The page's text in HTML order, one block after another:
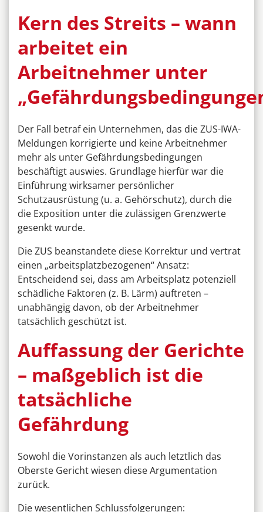
Kern des Streits – wann
arbeitet ein
Arbeitnehmer unter
Der Fall betraf ein Unternehmen, das die ZUS-IWA-
Meldungen korrigierte und keine Arbeitnehmer
mehr als unter Gefährdungsbedingungen
beschäftigt auswies. Grundlage hierfür war die
Einführung wirksamer persönlicher
Schutzausrüstung (u. a. Gehörschutz), durch die
die Exposition unter die zulässigen Grenzwerte
gesenkt wurde.
Die ZUS beanstandete diese Korrektur und vertrat
einen „arbeitsplatzbezogenen“ Ansatz:
Entscheidend sei, dass am Arbeitsplatz potenziell
schädliche Faktoren (z. B. Lärm) auftreten –
unabhängig davon, ob der Arbeitnehmer
tatsächlich geschützt ist.
Auffassung der Gerichte
– maßgeblich ist die
tatsächliche
Gefährdung
Sowohl die Vorinstanzen als auch letztlich das
Oberste Gericht wiesen diese Argumentation
zurück.
Die wesentlichen Schlussfolgerungen: